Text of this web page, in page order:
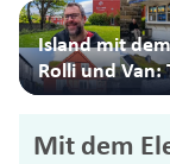
Island mit dem
Rolli und Van:
1 – Die Anreise
Mit dem